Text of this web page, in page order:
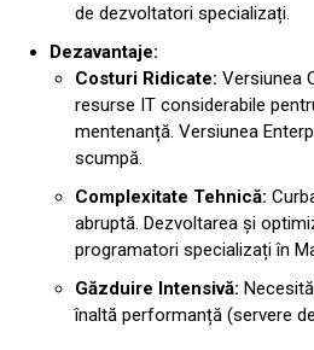
de dezvoltatori specializați.
Dezavantaje:
Costuri Ridicate: Versiunea
resurse IT considerabile
mentenanță. Versiunea
scumpă.
Complexitate Tehnică:
abruptă. Dezvoltarea și
programatori specializați în
Găzduire Intensivă:
înaltă performanță (servere